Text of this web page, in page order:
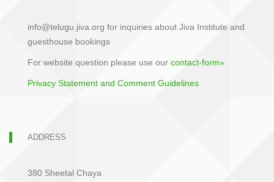
info@telugu.jiva.org for inquiries about Jiva Institute and
guesthouse bookings
For website question please use our contact-form»
Privacy Statement and Comment Guidelines
ADDRESS
380 Sheetal Chaya